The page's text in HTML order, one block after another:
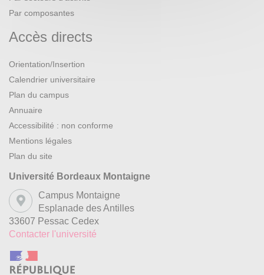
Par composantes
Accès directs
Orientation/Insertion
Calendrier universitaire
Plan du campus
Annuaire
Accessibilité : non conforme
Mentions légales
Plan du site
Université Bordeaux Montaigne
Campus Montaigne
Esplanade des Antilles
33607 Pessac Cedex
Contacter l'université